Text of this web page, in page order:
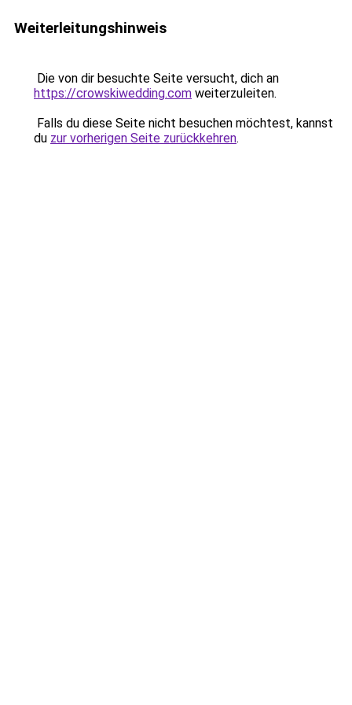
Weiterleitungshinweis
Die von dir besuchte Seite versucht, dich an
https://crowskiwedding.com weiterzuleiten.
Falls du diese Seite nicht besuchen möchtest, kannst
du zur vorherigen Seite zurückkehren.